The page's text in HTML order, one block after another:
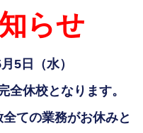
らせ
5日（水）
全休校となります。
ての業務がお休みと